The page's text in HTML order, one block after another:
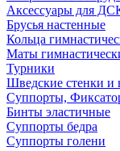
Аксессуары для
Брусья настенные
Кольца
Маты
Турники
Шведские стенки и
Суппорты,
Бинты эластичные
Суппорты бедра
Суппорты голени